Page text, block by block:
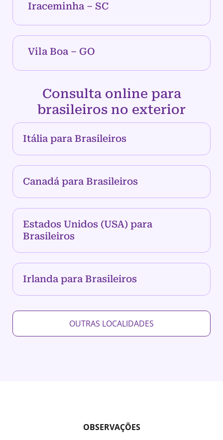
Iraceminha – SC
Vila Boa – GO
Consulta online para
brasileiros no exterior
Itália para Brasileiros
Canadá para Brasileiros
Estados Unidos (USA) para
Brasileiros
Irlanda para Brasileiros
OUTRAS LOCALIDADES
OBSERVAÇÕES